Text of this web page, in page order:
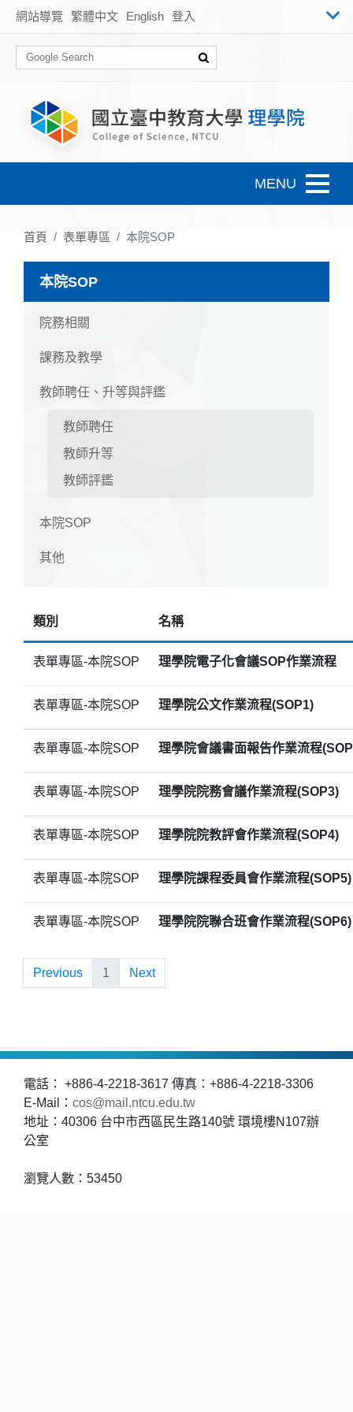
跳到主要內容
網站導覽 繁體中文 English 登入
Toggle
首頁 表單專區 本院SOP
本院SOP
院務相關
課務及教學
教師聘任、升等與評鑑
教師聘任
教師升等
教師評鑑
本院SOP
其他
類別 名稱
表單專區-本院SOP 理學院電子化會議SOP作業流程
表單專區-本院SOP 理學院公文作業流程(SOP1)
表單專區-本院SOP 理學院會議書面報告作業流程
表單專區-本院SOP 理學院院務會議作業流程(SOP3)
表單專區-本院SOP 理學院院教評會作業流程(SOP4)
表單專區-本院SOP 理學院課程委員會作業流程(SOP5)
表單專區-本院SOP 理學院院聯合班會作業流程(SOP6)
Previous 1 Next
電話： +886-4-2218-3617 傳真：+886-4-2218-3306
E-Mail： cos@mail.ntcu.edu.tw
地址：40306 台中市西區民生路140號 環境樓N107辦
公室
瀏覽人數：53450